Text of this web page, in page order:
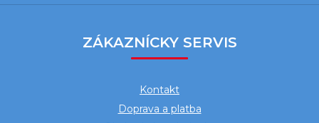
ZÁKAZNÍCKY SERVIS
Kontakt
Doprava a platba